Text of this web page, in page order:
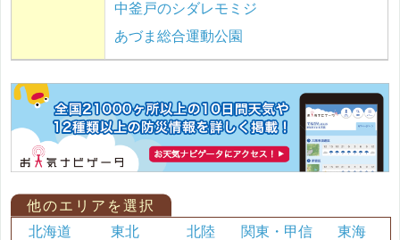
中釜戸のシダレモミジ
あづま総合運動公園
他のエリアを選択
北海道
東北 北陸 関東・甲信
東海